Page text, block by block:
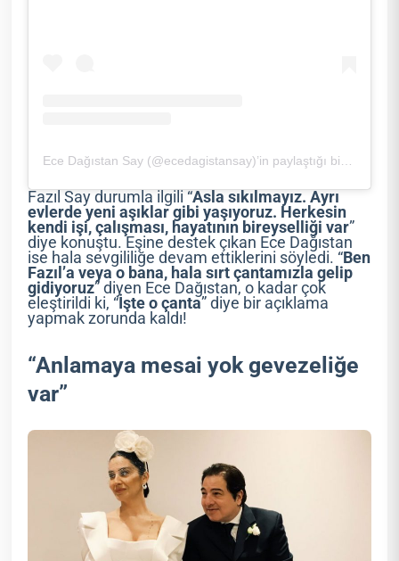
Fazıl Say durumla ilgili “Asla sıkılmayız. Ayrı
evlerde yeni aşıklar gibi yaşıyoruz. Herkesin
kendi işi, çalışması, hayatının bireyselliği var”
diye konuştu. Eşine destek çıkan Ece Dağıstan
ise hala sevgililiğe devam ettiklerini söyledi. “Ben
Fazıl’a veya o bana, hala sırt çantamızla gelip
gidiyoruz” diyen Ece Dağıstan, o kadar çok
eleştirildi ki, “İşte o çanta” diye bir açıklama
yapmak zorunda kaldı!
“Anlamaya mesai yok gevezeliğe
var”